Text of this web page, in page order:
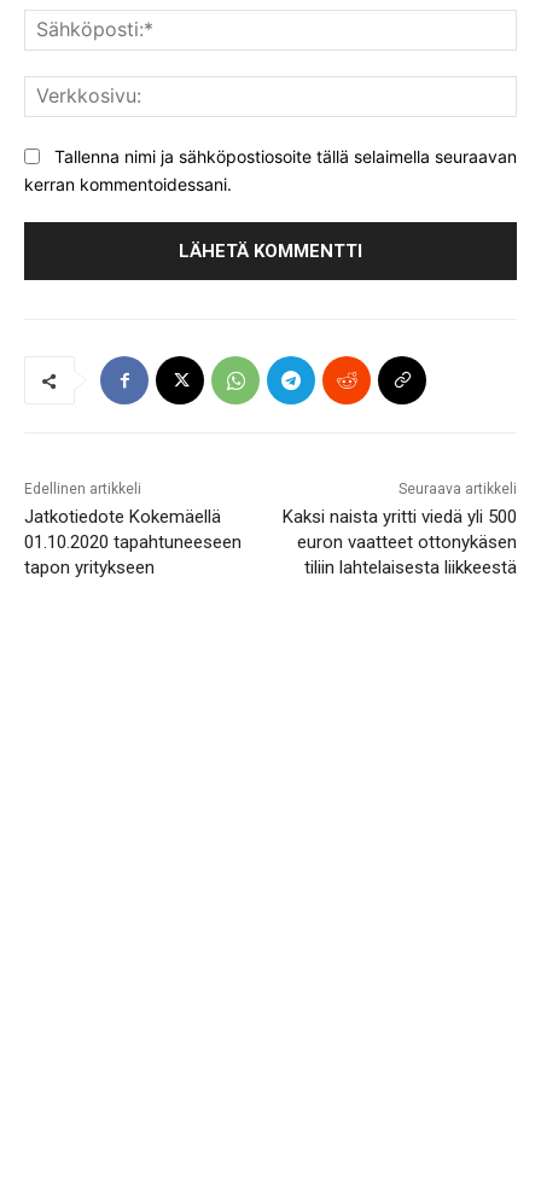
Tallenna nimi ja sähköpostiosoite tällä selaimella seuraavan
kerran kommentoidessani.
Edellinen artikkeli
Jatkotiedote Kokemäellä
01.10.2020 tapahtuneeseen
tapon yritykseen
Seuraava artikkeli
Kaksi naista yritti viedä yli 500
euron vaatteet ottonykäsen
tiliin lahtelaisesta liikkeestä